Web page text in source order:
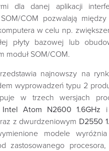
dla danej aplikacji
COM pozwalają
w celu np.
płyty bazowej lub
moduł SOM/COM.
najnowszy na
wyprowadzeń typu 2
w trzech wersjach
Intel Atom N2600 1.6GHz i
z dwurdzeniowym D2550
modele
zastosowanego